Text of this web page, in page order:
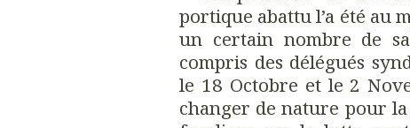
portique abattu l’a été au
un certain nombre de
compris des délégués
le 18 Octobre et le 2
changer de nature pour